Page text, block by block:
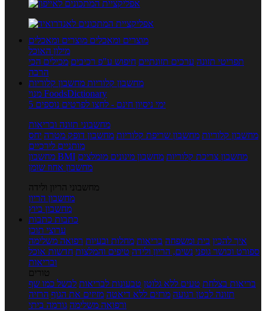
מוצרים ומאכלים מוצרים ומאכלים
מילון האוכל
תפריטי תזונה ערכים תזונתיים חיפוש ע"פ רכיבים מכילים הכי
הרבה
מחשבון קלוריות מחשבון קלוריות
מנוי FoodsDictionary
5 ימי ניסיון חינם - לחצו לפרטים נוספים
מחשבוני תזונה ובריאות
מחשבון קלוריות מחשבון שריפת קלוריות מחשבון דופק מטרה יחס
מותניים לירכיים
מחשבון BMI
מחשבון צריכת קלוריות מחשבון מינונים מומלצים
מחשבון אחוז שומן
מחשבוני הריון ולידה
מחשבון הריון
מחשבון ביוץ
כתבות כתבות
ערוצי תוכן
איך להכין בית ומשפחה בריאות מחלות ובעיות רפואה משלימה
ספורט וכושר גופני נשים, הריון ולידה טיפים והמלצות חדשות אוכל
ובריאות
טורים
בריאות בצלחת טעים ללא גלוטן טבעונות לבריאות לבשל כמו שף
תזונה לבטן רגועה מרזים ללא דיאטה מזיזים את הגוף הרזיה
ורפואה משלימה גורמה ביתי